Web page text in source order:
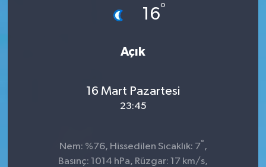
16°
Açık
16 Mart Pazartesi
23:45
Nem: %76, Hissedilen Sıcaklık: 7° ,
Basınç: 1014 hPa, Rüzgar: 17 km/s,